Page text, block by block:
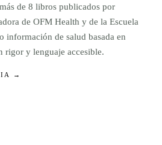
de 8 libros publicados por
de OFM Health y de la Escuela
información de salud basada en
rigor y lenguaje accesible.
→